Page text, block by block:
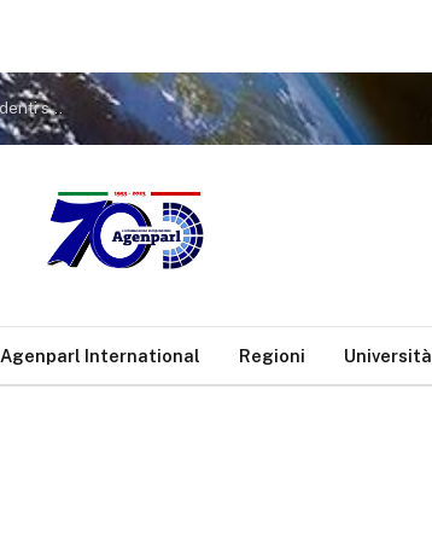
Covid. FdI a Conte: non tiri in ballo Meloni per distrarre attenzione. Evidenti sue responsabilità nella gestione pandemia
Agenparl International Regioni Università